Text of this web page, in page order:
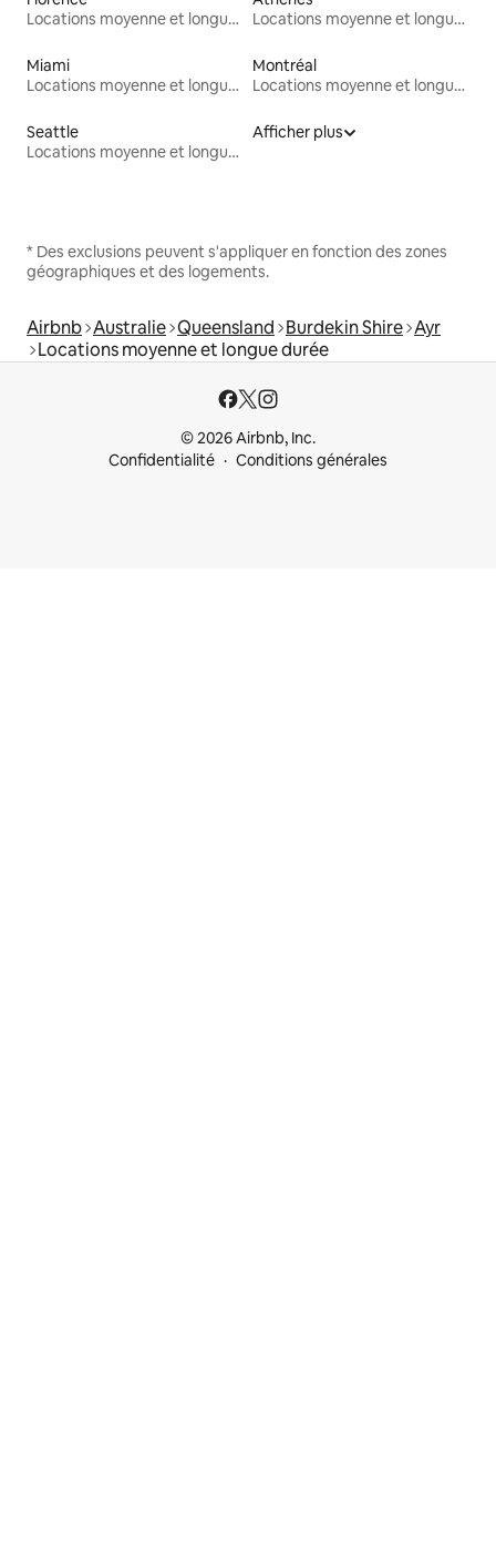
Locations moyenne et longue durée
Locations moyenne et longue durée
Miami
Locations moyenne et longue durée
Montréal
Locations moyenne et longue durée
Seattle
Locations moyenne et longue durée
Afficher plus
* Des exclusions peuvent s'appliquer en fonction des zones
géographiques et des logements.
Airbnb Australie Queensland Burdekin Shire Ayr
Locations moyenne et longue durée
© 2026 Airbnb, Inc.
Confidentialité
Conditions générales